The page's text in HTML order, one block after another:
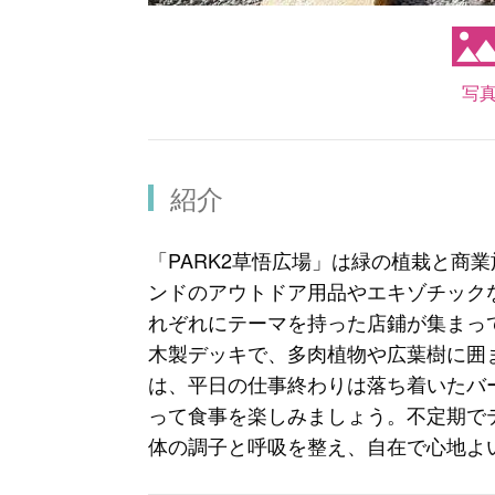
写
紹介
「PARK2草悟広場」は緑の植栽と商
ンドのアウトドア用品やエキゾチッ
れぞれにテーマを持った店鋪が集ま
木製デッキで、多肉植物や広葉樹に
は、平日の仕事終わりは落ち着いた
って食事を楽しみましょう。不定期
体の調子と呼吸を整え、自在で心地